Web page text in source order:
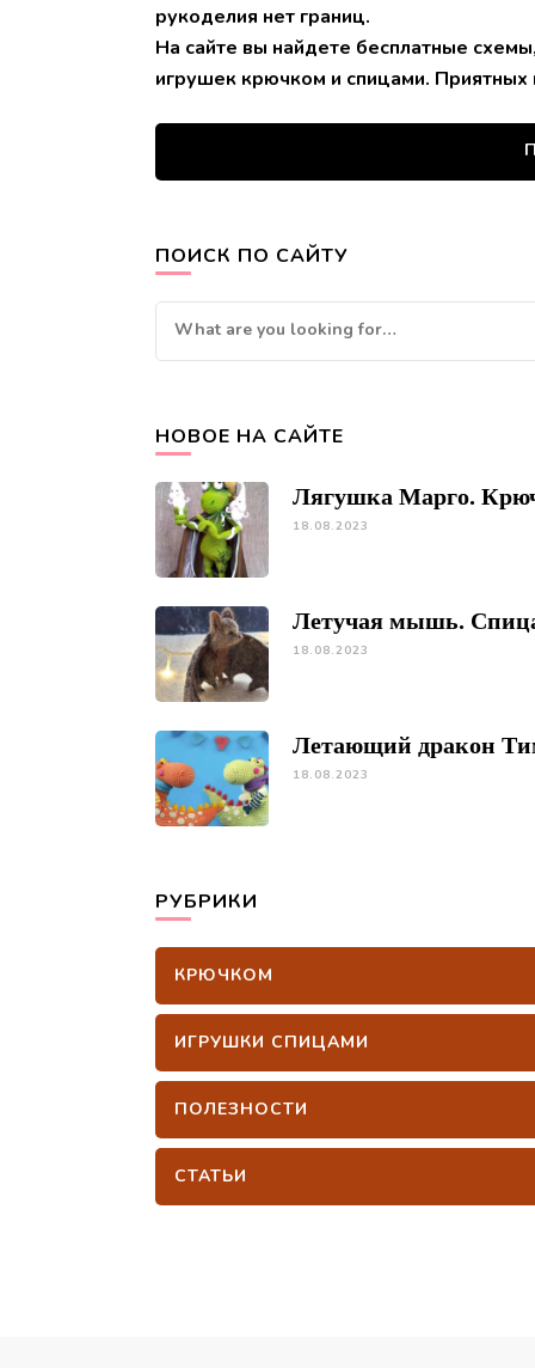
рукоделия нет границ.
На сайте вы найдете бесплатные
игрушек крючком и спицами. Приятных
ПОИСК ПО САЙТУ
Looking
for
НОВОЕ НА САЙТЕ
Лягушка Марго.
18.08.2023
Летучая мышь.
18.08.2023
Летающий дракон
18.08.2023
РУБРИКИ
КРЮЧКОМ
ИГРУШКИ СПИЦАМИ
ПОЛЕЗНОСТИ
СТАТЬИ